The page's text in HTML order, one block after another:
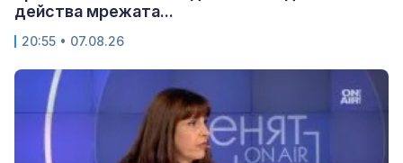
действа мрежата...
20:55 • 07.08.26